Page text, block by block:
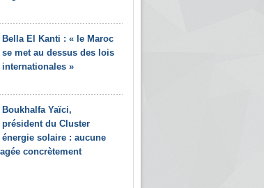
Bella El Kanti : « le Maroc
se met au dessus des lois
internationales »
Boukhalfa Yaïci,
président du Cluster
énergie solaire : aucune
concrètement